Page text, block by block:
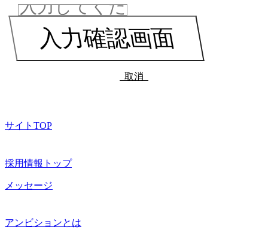
取消
サイトTOP
採用情報トップ
メッセージ
アンビションとは